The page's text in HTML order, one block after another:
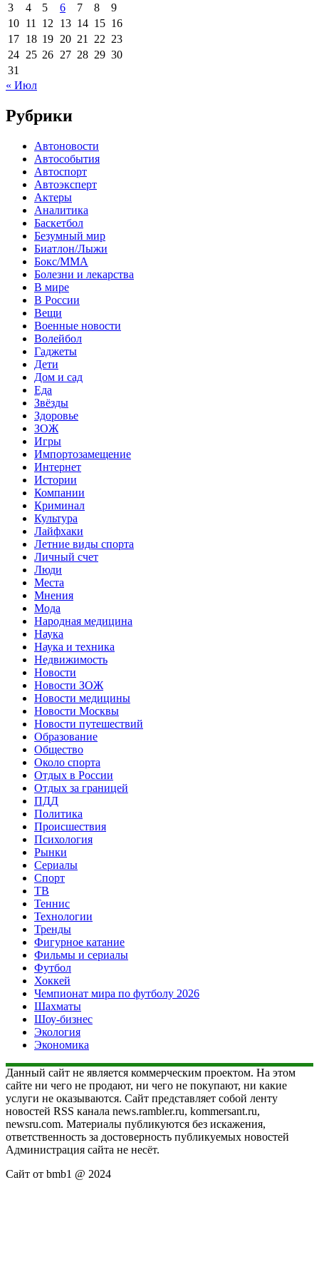
3
4 5 6 7 8
9
10 11 12 13 14 15 16
17 18 19 20 21 22 23
24 25 26 27 28 29 30
31
« Июл
Рубрики
Автоновости
Автособытия
Автоспорт
Автоэксперт
Актеры
Аналитика
Баскетбол
Безумный мир
Биатлон/Лыжи
Бокс/MMA
Болезни и лекарства
В мире
В России
Вещи
Военные новости
Волейбол
Гаджеты
Дети
Дом и сад
Еда
Звёзды
Здоровье
ЗОЖ
Игры
Импортозамещение
Интернет
Истории
Компании
Криминал
Культура
Лайфхаки
Летние виды спорта
Личный счет
Люди
Места
Мнения
Мода
Народная медицина
Наука
Наука и техника
Недвижимость
Новости
Новости ЗОЖ
Новости медицины
Новости Москвы
Новости путешествий
Образование
Общество
Около спорта
Отдых в России
Отдых за границей
ПДД
Политика
Происшествия
Психология
Рынки
Сериалы
Спорт
ТВ
Теннис
Технологии
Тренды
Фигурное катание
Фильмы и сериалы
Футбол
Хоккей
Чемпионат мира по футболу 2026
Шахматы
Шоу-бизнес
Экология
Экономика
Данный сайт не является коммерческим проектом. На этом
сайте ни чего не продают, ни чего не покупают, ни какие
услуги не оказываются. Сайт представляет собой ленту
новостей RSS канала news.rambler.ru, kommersant.ru,
newsru.com. Материалы публикуются без искажения,
ответственность за достоверность публикуемых новостей
Администрация сайта не несёт.
Сайт от bmb1 @ 2024